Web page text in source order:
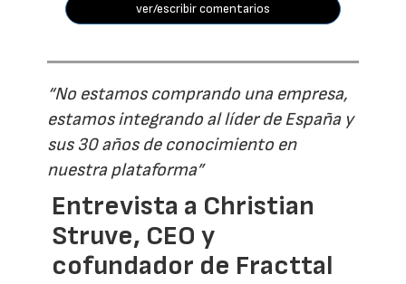
ver/escribir comentarios
“No estamos comprando una empresa,
estamos integrando al líder de España y
sus 30 años de conocimiento en
nuestra plataforma”
Entrevista a Christian
Struve, CEO y
cofundador de Fracttal